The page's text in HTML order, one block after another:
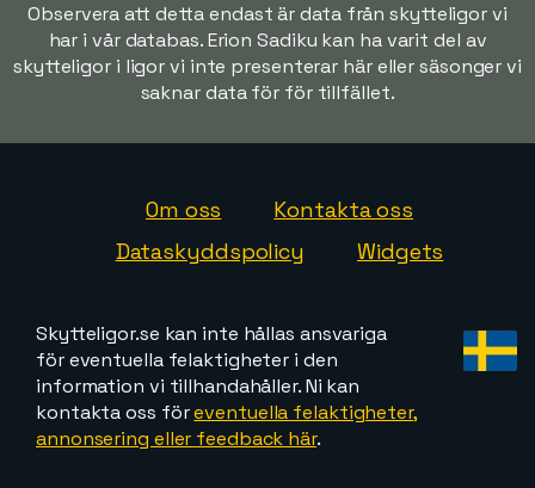
Observera att detta endast är data från skytteligor vi
har i vår databas. Erion Sadiku kan ha varit del av
skytteligor i ligor vi inte presenterar här eller säsonger vi
saknar data för för tillfället.
Om oss
Kontakta oss
Dataskyddspolicy
Widgets
Skytteligor.se kan inte hållas ansvariga
för eventuella felaktigheter i den
information vi tillhandahåller. Ni kan
kontakta oss föreventuella felaktigheter,
annonsering eller feedback här.